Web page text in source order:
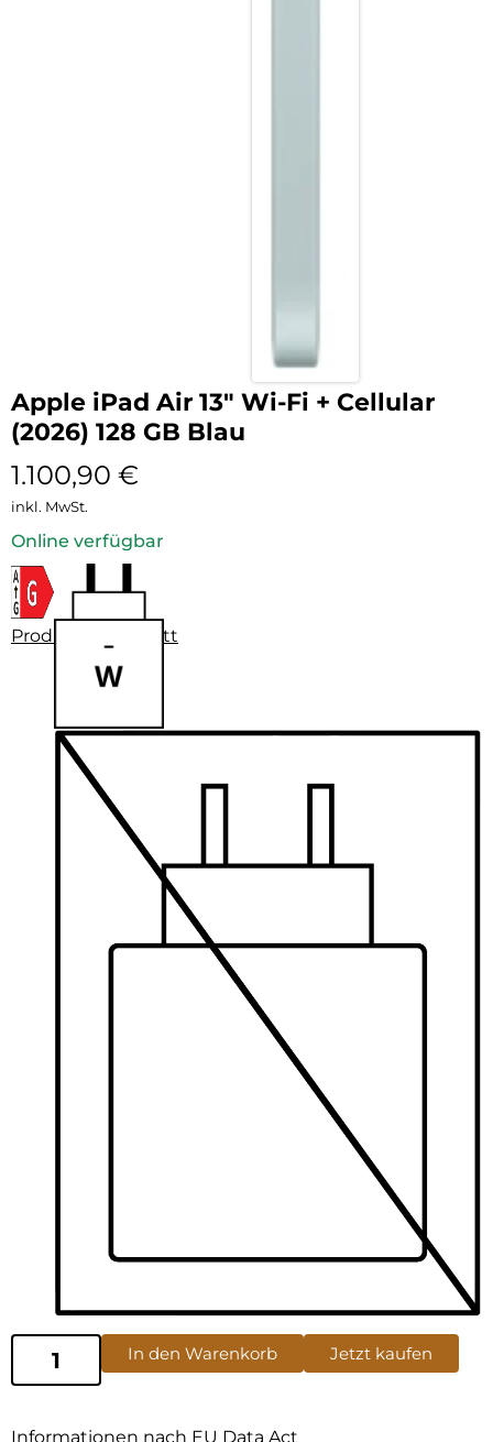
Apple iPad Air 13″ Wi-Fi + Cellular
(2026) 128 GB Blau
1.100,90 €
inkl. MwSt.
Online verfügbar
Produktdatenblatt
In den Warenkorb Jetzt kaufen
Informationen nach EU Data Act